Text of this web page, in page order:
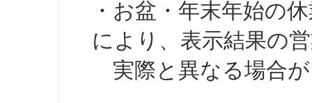
・お盆・年末年始の
により、表示結果の
実際と異なる場合が